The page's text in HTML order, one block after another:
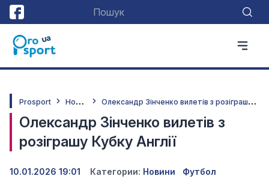
Prosport Н
овини О
лександр Зінченко вилетів з розіграшу Кубку Англії
Олександр Зінченко вилетів з
розіграшу Кубку Англії
10.01.2026 19:01 Категории: Новини Футбол